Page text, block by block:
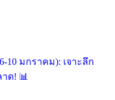
10 มกราคม): เจาะลึก
ด!